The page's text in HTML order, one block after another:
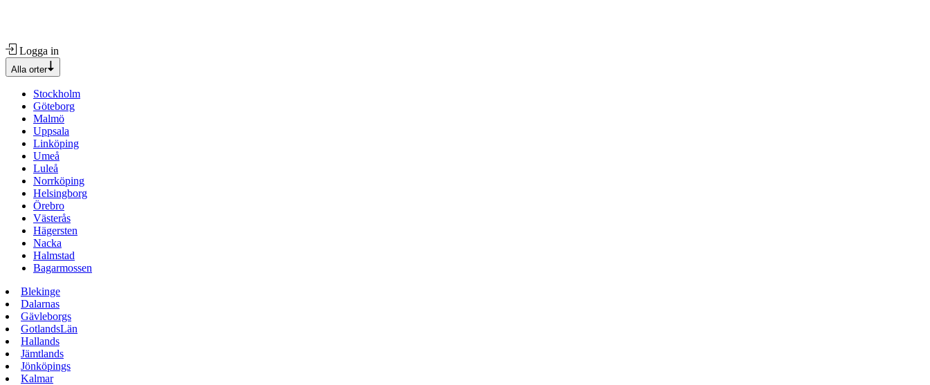
Logga in
Alla orter
Stockholm
Göteborg
Malmö
Uppsala
Linköping
Umeå
Luleå
Norrköping
Helsingborg
Örebro
Västerås
Hägersten
Nacka
Halmstad
Bagarmossen
Blekinge
Dalarnas
Gävleborgs
GotlandsLän
Hallands
Jämtlands
Jönköpings
Kalmar